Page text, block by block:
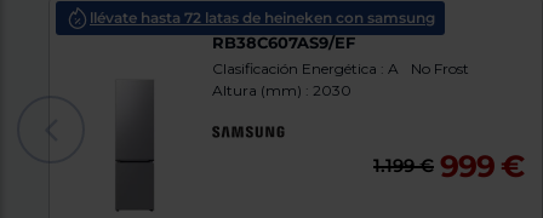
llévate hasta 72 latas de heineken con samsung
Frigorífico combi Samsung
RB38C607AS9/EF
Clasificación Energética : A
No Frost
Altura (mm) : 2030
1.199 € 999 €